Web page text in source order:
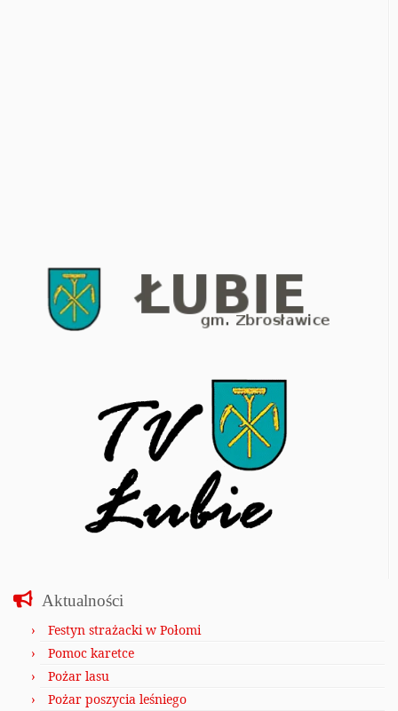
Aktualności
Festyn strażacki w Połomi
Pomoc karetce
Pożar lasu
Pożar poszycia leśniego